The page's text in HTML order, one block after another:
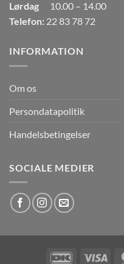
Lørdag
10.00 – 14.00
Telefon: 22 83 78 72
INFORMATION
Om os
Persondatapolitik
Handelsbetingelser
SOCIALE MEDIER
DanKortVisa